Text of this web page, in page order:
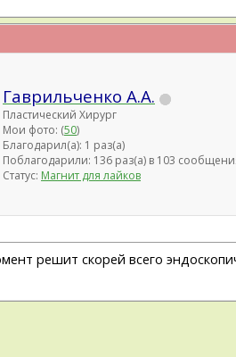
Гаврильченко А.А.
Пластический Хирург
Мои фото: (50)
Благодарил(а): 1 раз(а)
Поблагодарили: 136 раз(а) в 103
Статус: Магнит для лайков
решит скорей всего